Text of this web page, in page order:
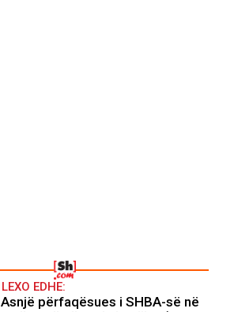
LEXO EDHE:
Asnjë përfaqësues i SHBA-së në